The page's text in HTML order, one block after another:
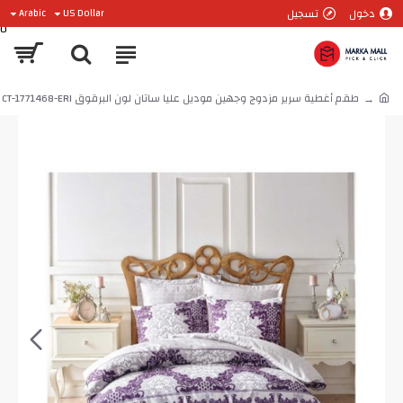
دخول تسجيل US Dollar
Arabic
0
طقم أغطية سرير مزدوج وجهين موديل عليا ساتان لون البرقوق CT-1771468-ERI